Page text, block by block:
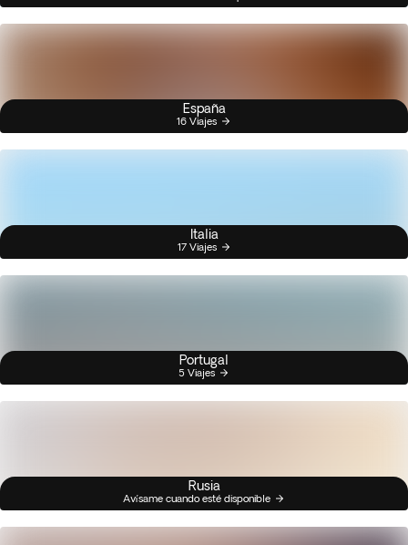
España
16 Viajes
Italia
17 Viajes
Portugal
5 Viajes
Rusia
Avísame cuando esté disponible